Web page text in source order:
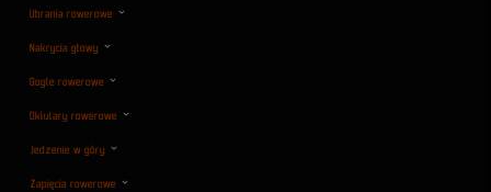
Ubrania rowerowe
Nakrycia głowy
Gogle rowerowe
Oklulary rowerowe
Jedzenie w góry
Zapięcia rowerowe